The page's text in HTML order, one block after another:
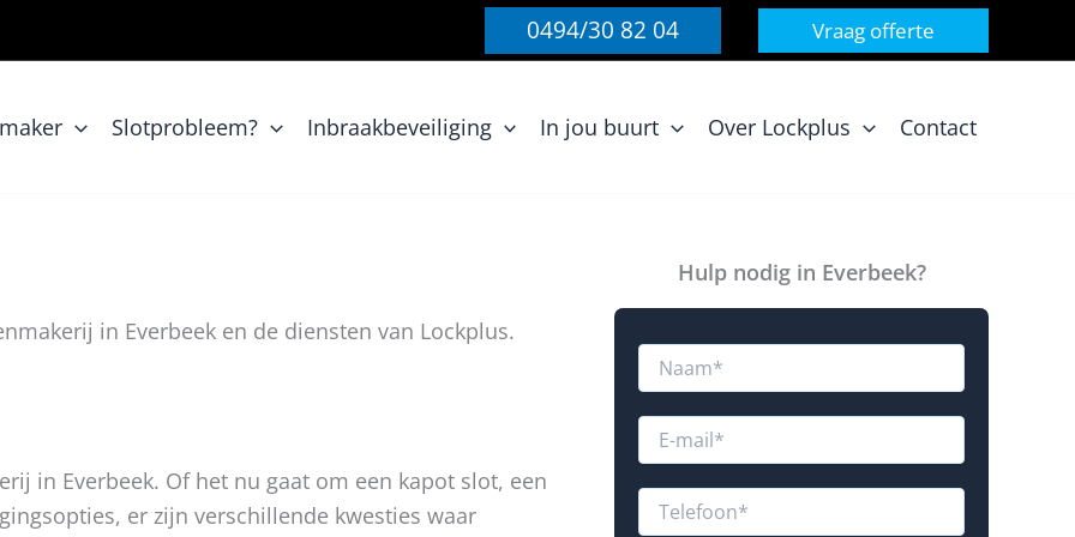
0494/30 82 04 Vraag offerte
Slotprobleem? Inbraakbeveiliging In jou buurt Over Lockplus Contact
in Everbeek en de diensten van Lockplus.
in Everbeek. Of het nu gaat om een kapot slot, een
er zijn verschillende kwesties waar
Hulp nodig in Everbeek?
N
mE
ab
T